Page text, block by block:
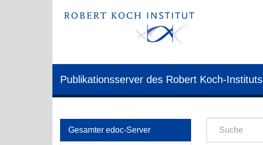
Publikationsserver des Robert Koch-Instituts
Gesamter edoc-Server